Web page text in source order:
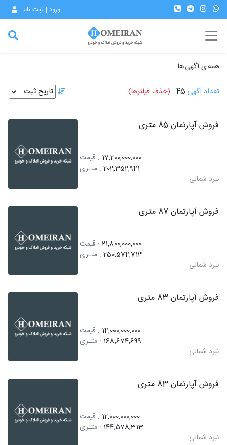
ورود | ثبت نام
همه ی آگهی ها
تعداد آگهی 45 (حذف فیلترها)
فروش آپارتمان 85 متری
17,200,000,000 : قیمت
202,352,941 : متـری
نبرد شمالی
فروش آپارتمان 87 متری
21,800,000,000 : قیمت
250,574,713 : متـری
نبرد شمالی
فروش آپارتمان 83 متری
14,000,000,000 : قیمت
168,674,699 : متـری
نبرد شمالی
فروش آپارتمان 83 متری
12,000,000,000 : قیمت
144,578,313 : متـری
نبرد شمالی